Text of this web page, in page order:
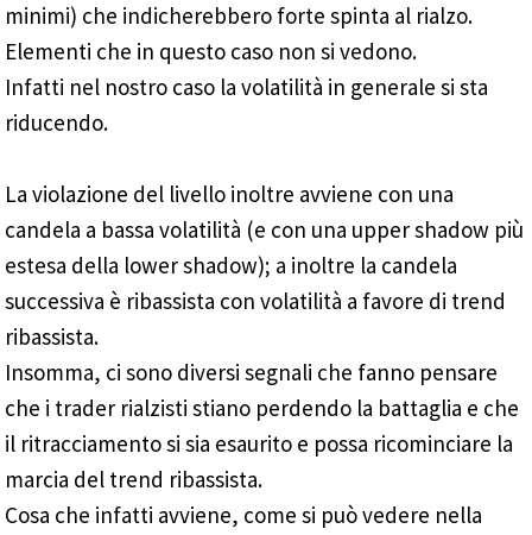
minimi) che indicherebbero forte spinta al rialzo.
Elementi che in questo caso non si vedono.
Infatti nel nostro caso la volatilità in generale si sta
riducendo.
La violazione del livello inoltre avviene con una
candela a bassa volatilità (e con una upper shadow più
estesa della lower shadow); a inoltre la candela
successiva è ribassista con volatilità a favore di trend
ribassista.
Insomma, ci sono diversi segnali che fanno pensare
che i trader rialzisti stiano perdendo la battaglia e che
il ritracciamento si sia esaurito e possa ricominciare la
marcia del trend ribassista.
Cosa che infatti avviene, come si può vedere nella